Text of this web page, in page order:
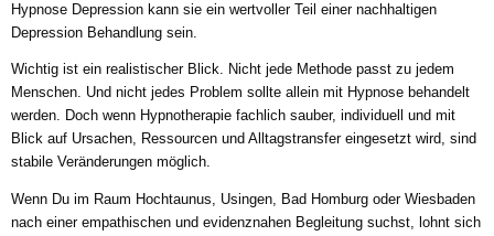
Hypnose Depression kann sie ein wertvoller Teil einer nachhaltigen
Depression Behandlung sein.
Wichtig ist ein realistischer Blick. Nicht jede Methode passt zu jedem
Menschen. Und nicht jedes Problem sollte allein mit Hypnose behandelt
werden. Doch wenn Hypnotherapie fachlich sauber, individuell und mit
Blick auf Ursachen, Ressourcen und Alltagstransfer eingesetzt wird, sind
stabile Veränderungen möglich.
Wenn Du im Raum Hochtaunus, Usingen, Bad Homburg oder Wiesbaden
nach einer empathischen und evidenznahen Begleitung suchst, lohnt sich